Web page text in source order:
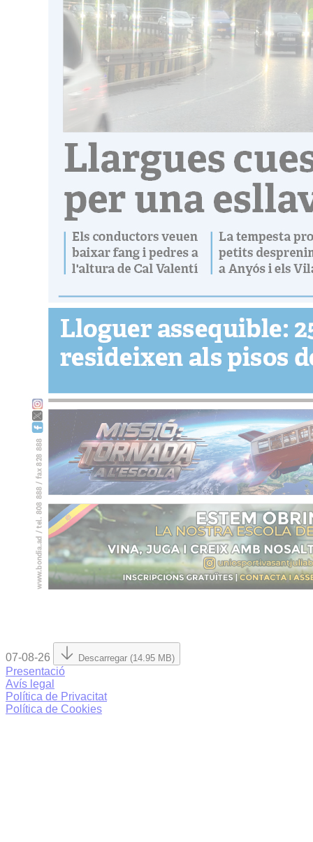
07-08-26 Descarregar (14.95 MB)
Presentació
Avís legal
Política de Privacitat
Política de Cookies